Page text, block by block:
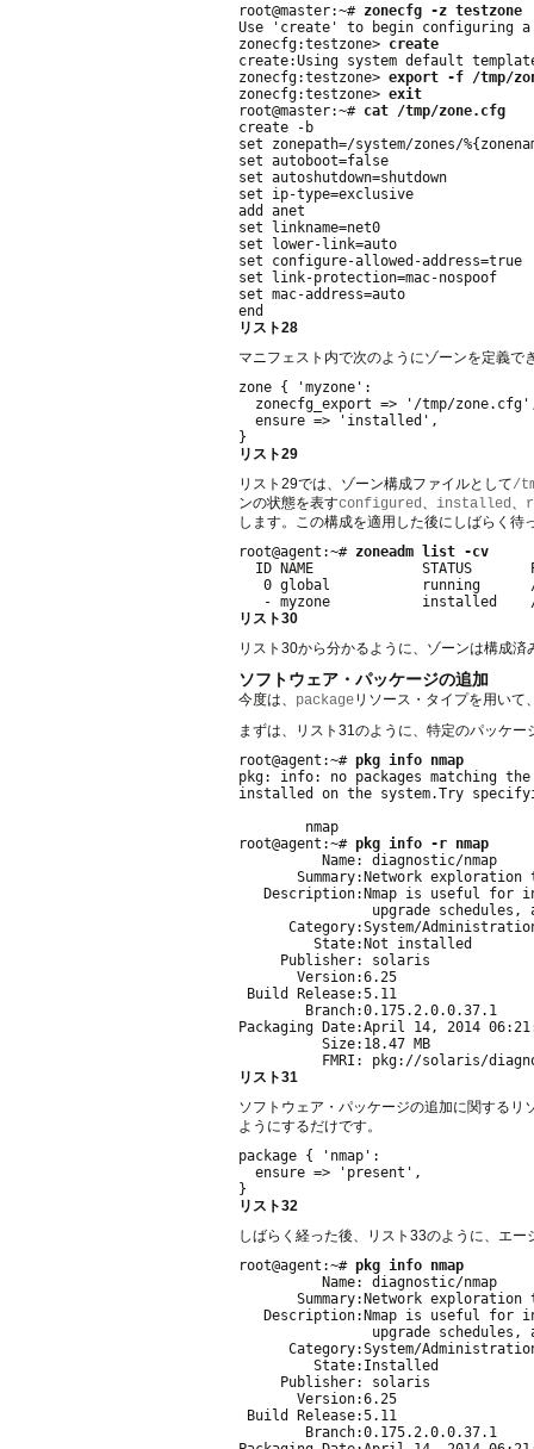
root@master:~# zonecfg -z testzone
Use 'create' to begin configuring a
zonecfg:testzone> create
create:Using system default
zonecfg:testzone> export -f /tmp/
zonecfg:testzone> exit
root@master:~# cat /tmp/zone.cfg
create -b
set zonepath=/system/zones/
set autoboot=false
set autoshutdown=shutdown
set ip-type=exclusive
add anet
set linkname=net0
set lower-link=auto
set configure-allowed-address=true
set link-protection=mac-nospoof
set mac-address=auto
リスト28
マニフェスト内で次のようにゾーンを定義で
zone { 'myzone':
zonecfg_export => '/tmp/
  ensure => 'installed',
リスト29
リスト29では、ゾーン構成ファイルとして/
ンの状態を表すconfigured installed
します。この構成を適用した後にしばらく
root@agent:~# zoneadm list -cv
ID NAME             STATUS
0 global           running
リスト30
リスト30から分かるように、ゾーンは構成
ソフトウェア・パッケージの追加
今度は、 packageリソース・タイプを用い
まずは、リスト31のように、特定のパッケ
root@agent:~# pkg info nmap
pkg: info: no packages matching
installed on the system.Try
        nmap
root@agent:~# pkg info -r nmap
          Name: diagnostic/nmap
Summary:Network exploration
Description:Nmap is useful for
upgrade schedules,
Category:System/
         State:Not installed
     Publisher: solaris
       Version:6.25
Build Release:5.11
        Branch:0.175.2.0.0.37.1
Packaging Date:April 14, 2014
          Size:18.47 MB
リスト31
ソフトウェア・パッケージの追加に関する
ようにするだけです。
package { 'nmap':
  ensure => 'present',
リスト32
しばらく経った後、リスト33のように、エ
root@agent:~# pkg info nmap
          Name: diagnostic/nmap
Summary:Network exploration
Description:Nmap is useful for
upgrade schedules,
Category:System/
         State:Installed
     Publisher: solaris
       Version:6.25
Build Release:5.11
        Branch:0.175.2.0.0.37.1